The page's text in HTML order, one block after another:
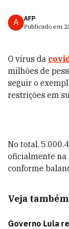
A
AFP
Publicado em
O vírus da
milhões de
seguir o
restrições em
No total,
oficialmente na
conforme
Veja também
Governo Lula